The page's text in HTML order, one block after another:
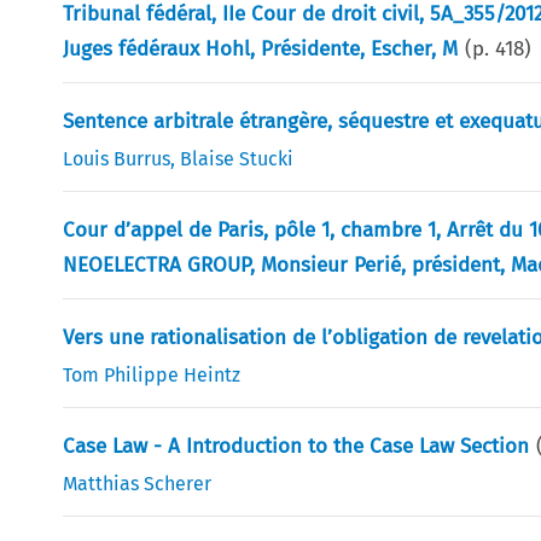
Tribunal fédéral, IIe Cour de droit civil, 5A_355/
Juges fédéraux Hohl, Présidente, Escher, M (p.418)
Sentence arbitrale étrangère, séquestre et
Louis Burrus, Blaise Stucki
Cour d’appel de Paris, pôle 1, chambre 1, Arrêt du
NEOELECTRA GROUP, Monsieur Perié, président,
Vers une rationalisation de l’obligation de
Tom Philippe Heintz
Case Law - A Introduction to the Case Law Section
Matthias Scherer